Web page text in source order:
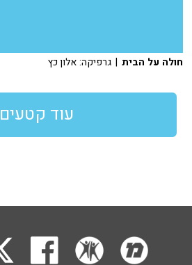
חולה על הבית | גרפיקה: אלון כץ
עוד קטעים